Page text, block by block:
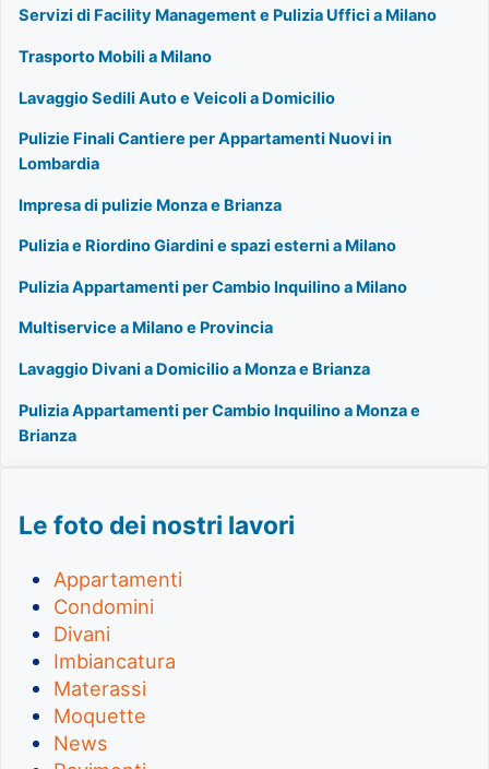
Servizi di Facility Management e Pulizia Uffici a Milano
Trasporto Mobili a Milano
Lavaggio Sedili Auto e Veicoli a Domicilio
Pulizie Finali Cantiere per Appartamenti Nuovi in
Lombardia
Impresa di pulizie Monza e Brianza
Pulizia e Riordino Giardini e spazi esterni a Milano
Pulizia Appartamenti per Cambio Inquilino a Milano
Multiservice a Milano e Provincia
Lavaggio Divani a Domicilio a Monza e Brianza
Pulizia Appartamenti per Cambio Inquilino a Monza e
Brianza
Le foto dei nostri lavori
Appartamenti
Condomini
Divani
Imbiancatura
Materassi
Moquette
News